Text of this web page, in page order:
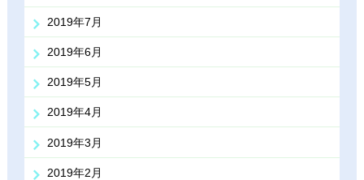
2019年7月
2019年6月
2019年5月
2019年4月
2019年3月
2019年2月